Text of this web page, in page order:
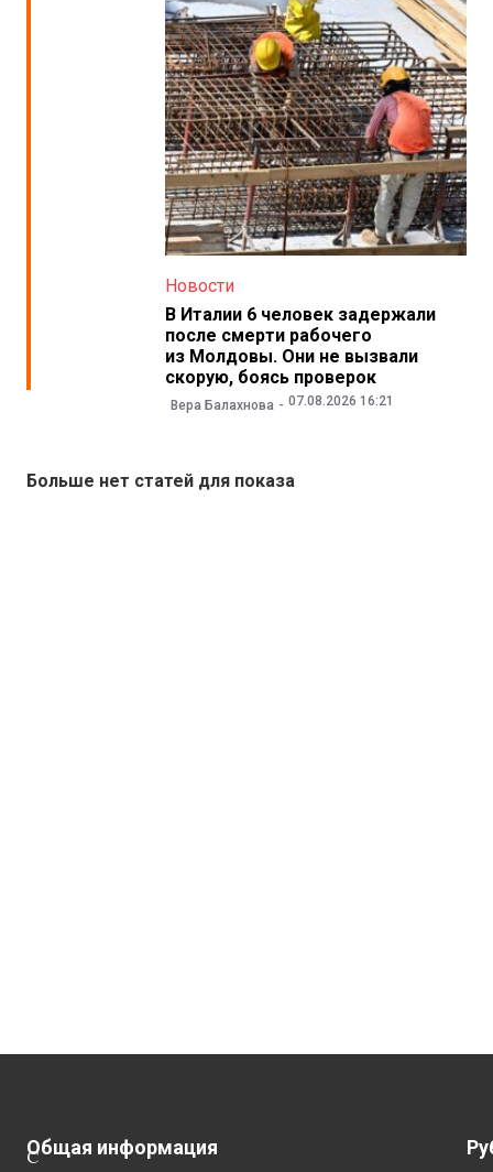
Новости
В Италии 6 человек задержали
после смерти рабочего
из Молдовы. Они не вызвали
скорую, боясь проверок
Вера Балахнова 07.08.2026 16:21
Больше нет статей для показа
С
Общая информация